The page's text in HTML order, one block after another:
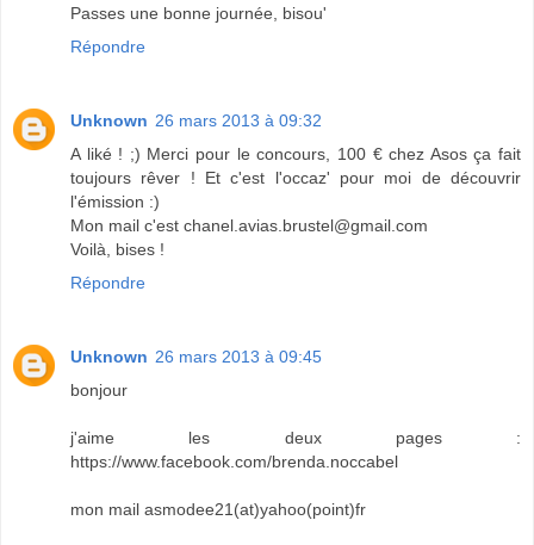
Passes une bonne journée, bisou'
Répondre
Unknown 26 mars 2013 à 09:32
A liké ! ;) Merci pour le concours, 100 € chez Asos ça fait
toujours rêver ! Et c'est l'occaz' pour moi de découvrir
l'émission :)
Mon mail c'est chanel.avias.brustel@gmail.com
Voilà, bises !
Répondre
Unknown 26 mars 2013 à 09:45
bonjour
j'aime les deux pages :
https://www.facebook.com/brenda.noccabel
mon mail asmodee21(at)yahoo(point)fr